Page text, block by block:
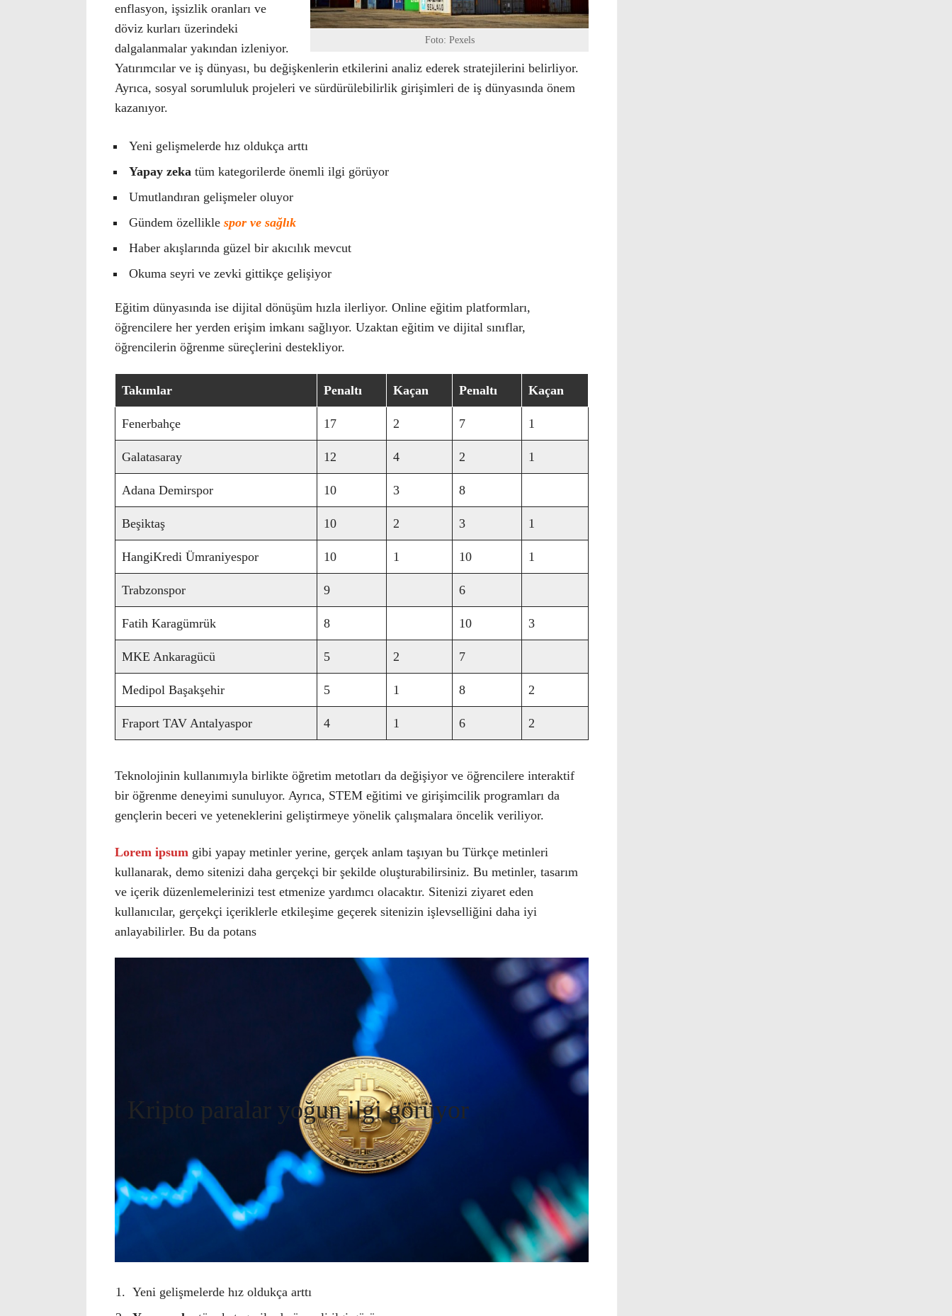
Foto: Pexels
enflasyon, işsizlik oranları ve
döviz kurları üzerindeki
dalgalanmalar yakından izleniyor.
Yatırımcılar ve iş dünyası, bu değişkenlerin etkilerini analiz ederek stratejilerini belirliyor.
Ayrıca, sosyal sorumluluk projeleri ve sürdürülebilirlik girişimleri de iş dünyasında önem
kazanıyor.
Yeni gelişmelerde hız oldukça arttı
Yapay zeka tüm kategorilerde önemli ilgi görüyor
Umutlandıran gelişmeler oluyor
Gündem özellikle spor ve sağlık
Haber akışlarında güzel bir akıcılık mevcut
Okuma seyri ve zevki gittikçe gelişiyor
Eğitim dünyasında ise dijital dönüşüm hızla ilerliyor. Online eğitim platformları,
öğrencilere her yerden erişim imkanı sağlıyor. Uzaktan eğitim ve dijital sınıflar,
öğrencilerin öğrenme süreçlerini destekliyor.
Takımlar Penaltı Kaçan Penaltı Kaçan
Fenerbahçe 17 2 7 1
Galatasaray 12 4 2 1
Adana Demirspor 10 3 8
Beşiktaş 10 2 3 1
HangiKredi Ümraniyespor 10 1 10 1
Trabzonspor 9 6
Fatih Karagümrük 8 10 3
MKE Ankaragücü 5 2 7
Medipol Başakşehir 5 1 8 2
Fraport TAV Antalyaspor 4 1 6 2
Teknolojinin kullanımıyla birlikte öğretim metotları da değişiyor ve öğrencilere interaktif
bir öğrenme deneyimi sunuluyor. Ayrıca, STEM eğitimi ve girişimcilik programları da
gençlerin beceri ve yeteneklerini geliştirmeye yönelik çalışmalara öncelik veriliyor.
Lorem ipsum gibi yapay metinler yerine, gerçek anlam taşıyan bu Türkçe metinleri
kullanarak, demo sitenizi daha gerçekçi bir şekilde oluşturabilirsiniz. Bu metinler, tasarım
ve içerik düzenlemelerinizi test etmenize yardımcı olacaktır. Sitenizi ziyaret eden
kullanıcılar, gerçekçi içeriklerle etkileşime geçerek sitenizin işlevselliğini daha iyi
anlayabilirler. Bu da potans
Kripto paralar yoğun ilgi görüyor
Yeni gelişmelerde hız oldukça arttı